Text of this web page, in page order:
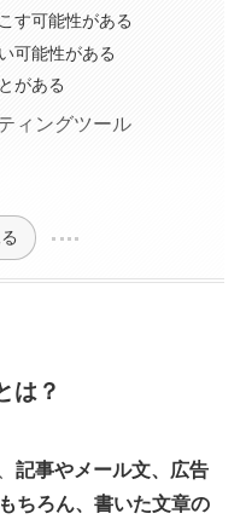
す可能性がある
可能性がある
がある
ィングツール
は？
記事やメール文、広告
ちろん、書いた文章の